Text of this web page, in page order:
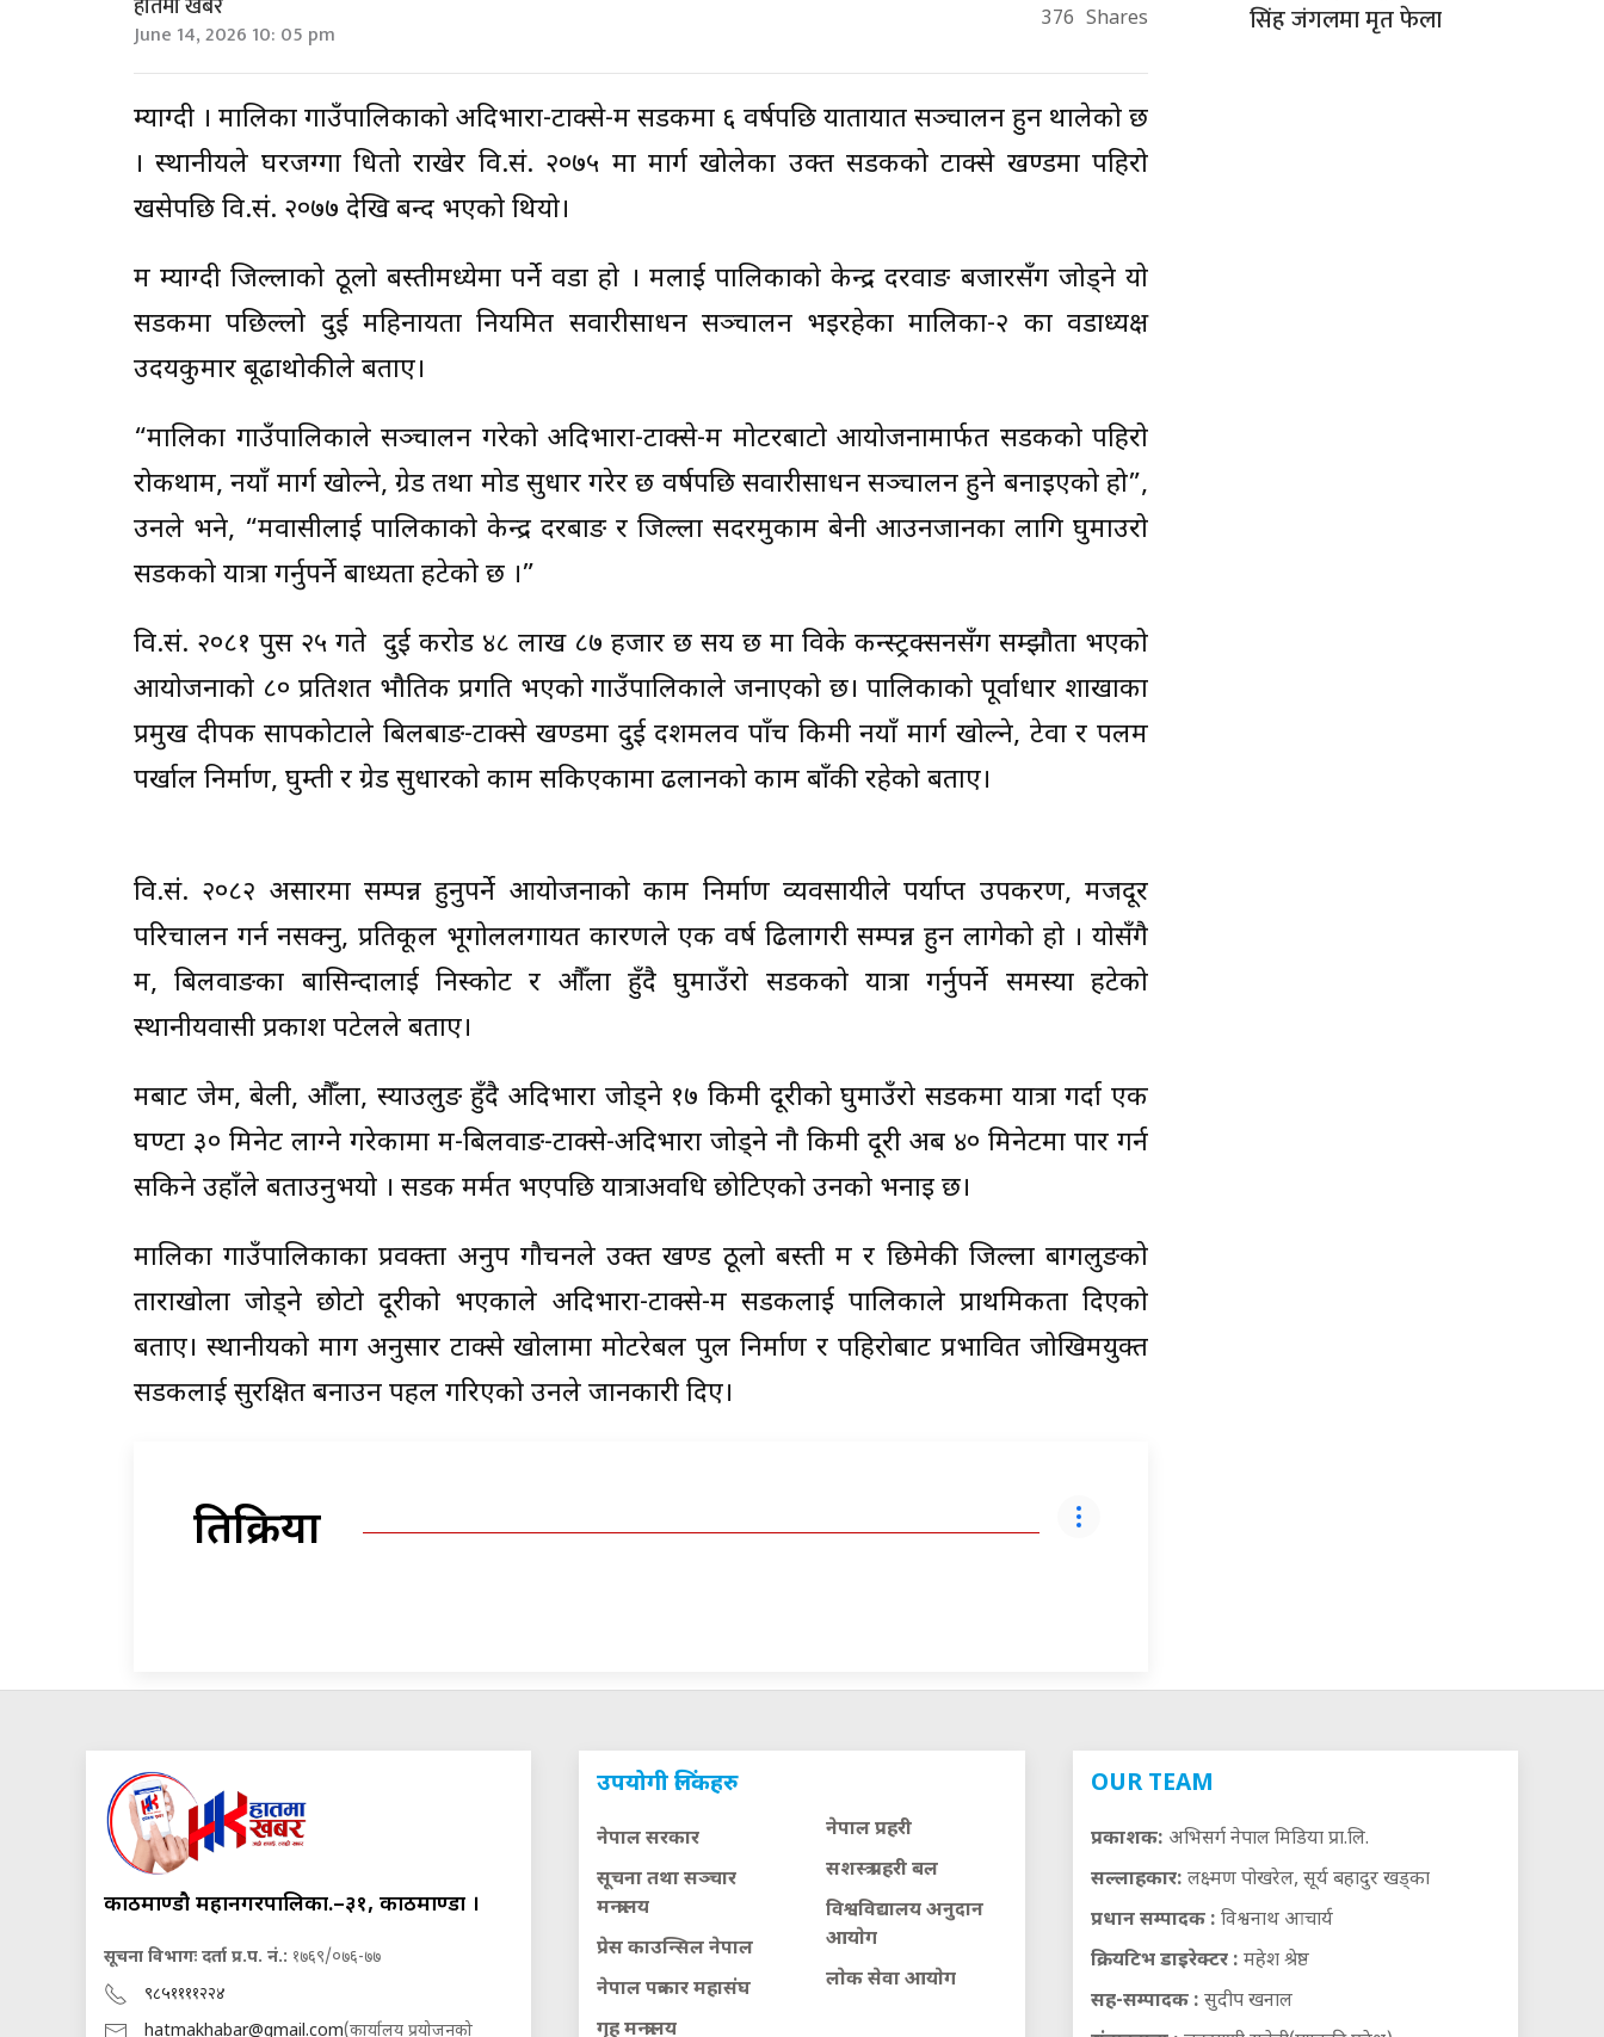
June 14, 2026 10: 05 pm 376 Shares
म्याग्दी । मालिका गाउँपालिकाको अदिभारा-टाक्से-रुम सडकमा ६ वर्षपछि यातायात सञ्चालन हुन थालेको छ
। स्थानीयले घरजग्गा धितो राखेर वि.सं. २०७५ मा मार्ग खोलेका उक्त सडकको टाक्से खण्डमा पहिरो
खसेपछि वि.सं. २०७७ देखि बन्द भएको थियो।
रुम म्याग्दी जिल्लाको ठूलो बस्तीमध्येमा पर्ने वडा हो । रुमलाई पालिकाको केन्द्र दरवाङ बजारसँग जोड्ने यो
सडकमा पछिल्लो दुई महिनायता नियमित सवारीसाधन सञ्चालन भइरहेका मालिका-२ का वडाध्यक्ष
उदयकुमार बूढाथोकीले बताए।
“मालिका गाउँपालिकाले सञ्चालन गरेको अदिभारा-टाक्से-रुम मोटरबाटो आयोजनामार्फत सडकको पहिरो
रोकथाम, नयाँ मार्ग खोल्ने, ग्रेड तथा मोड सुधार गरेर छ वर्षपछि सवारीसाधन सञ्चालन हुने बनाइएको हो”,
उनले भने, “रुमवासीलाई पालिकाको केन्द्र दरबाङ र जिल्ला सदरमुकाम बेनी आउनजानका लागि घुमाउरो
सडकको यात्रा गर्नुपर्ने बाध्यता हटेको छ ।”
वि.सं. २०८१ पुस २५ गते रु दुई करोड ४८ लाख ८७ हजार छ सय छ मा विके कन्स्ट्रक्सनसँग सम्झौता भएको
आयोजनाको ८० प्रतिशत भौतिक प्रगति भएको गाउँपालिकाले जनाएको छ। पालिकाको पूर्वाधार शाखाका
प्रमुख दीपक सापकोटाले बिलबाङ-टाक्से खण्डमा दुई दशमलव पाँच किमी नयाँ मार्ग खोल्ने, टेवा र पलम
पर्खाल निर्माण, घुम्ती र ग्रेड सुधारको काम सकिएकामा ढलानको काम बाँकी रहेको बताए।
वि.सं. २०८२ असारमा सम्पन्न हुनुपर्ने आयोजनाको काम निर्माण व्यवसायीले पर्याप्त उपकरण, मजदूर
परिचालन गर्न नसक्नु, प्रतिकूल भूगोललगायत कारणले एक वर्ष ढिलागरी सम्पन्न हुन लागेको हो । योसँगै
रुम, बिलवाङका बासिन्दालाई निस्कोट र औँला हुँदै घुमाउँरो सडकको यात्रा गर्नुपर्ने समस्या हटेको
स्थानीयवासी प्रकाश पटेलले बताए।
रुमबाट जेम, बेली, औँला, स्याउलुङ हुँदै अदिभारा जोड्ने १७ किमी दूरीको घुमाउँरो सडकमा यात्रा गर्दा एक
घण्टा ३० मिनेट लाग्ने गरेकामा रुम-बिलवाङ-टाक्से-अदिभारा जोड्ने नौ किमी दूरी अब ४० मिनेटमा पार गर्न
सकिने उहाँले बताउनुभयो । सडक मर्मत भएपछि यात्राअवधि छोटिएको उनको भनाइ छ।
मालिका गाउँपालिकाका प्रवक्ता अनुप गौचनले उक्त खण्ड ठूलो बस्ती रुम र छिमेकी जिल्ला बागलुङको
ताराखोला जोड्ने छोटो दूरीको भएकाले अदिभारा-टाक्से-रुम सडकलाई पालिकाले प्राथमिकता दिएको
बताए। स्थानीयको माग अनुसार टाक्से खोलामा मोटरेबल पुल निर्माण र पहिरोबाट प्रभावित जोखिमयुक्त
सडकलाई सुरक्षित बनाउन पहल गरिएको उनले जानकारी दिए।
प्रतिक्रिया
सिंह जंगलमा मृत फेला
काठमाण्डौ महानगरपालिका.–३१, काठमाण्डौं ।
सूचना विभागः दर्ता प्र.प. नं.: १७६९/०७६-७७
९८५११११२२४
hatmakhabar@gmail.com(कार्यालय प्रयोजनको
उपयोगी लिंकहरु
नेपाल सरकार
सूचना तथा सञ्चार
मन्त्रालय
प्रेस काउन्सिल नेपाल
नेपाल पत्रकार महासंघ
गृह मन्त्रालय
नेपाल प्रहरी
सशस्त्र प्रहरी बल
विश्वविद्यालय अनुदान
आयाेग
लाेक सेवा आयाेग
OUR TEAM
प्रकाशक: अभिसर्ग नेपाल मिडिया प्रा.लि.
सल्लाहकार: लक्ष्मण पोखरेल, सूर्य बहादुर खड्का
प्रधान सम्पादक : विश्वनाथ आचार्य
क्रियटिभ डाइरेक्टर : महेश श्रेष्ठ
सह-सम्पादक : सुदीप खनाल